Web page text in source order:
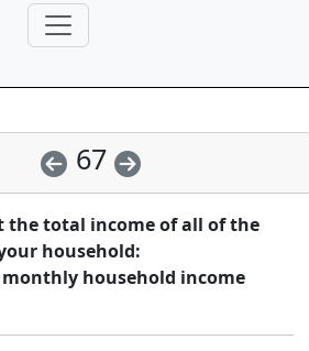
67
the total income of all of the
household:
household income